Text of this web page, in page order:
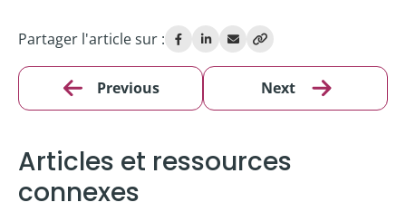
Partager l'article sur :
Previous Next
Articles et ressources
connexes